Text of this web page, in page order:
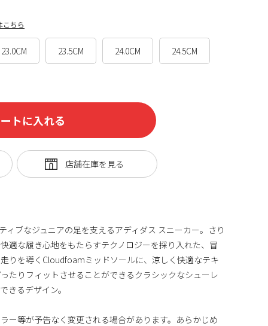
23.0CM 23.5CM 24.0CM 24.5CM
こちら
トに入れる
ィブなジュニアの足を支えるアディダス スニーカー。さり
適な履き心地をもたらすテクノロジーを採り入れた、冒
りを導くCloudfoamミッドソールに、涼しく快適なテキ
たりフィットさせることができるクラシックなシューレ
きるデザイン。
ー等が予告なく変更される場合があります。あらかじめ